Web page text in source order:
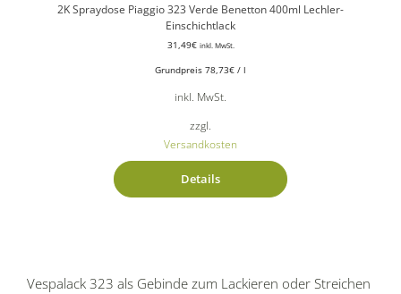
2K Spraydose Piaggio 323 Verde Benetton 400ml Lechler-
Einschichtlack
31,49€ inkl. MwSt.
Grundpreis 78,73€ / l
inkl. MwSt.
zzgl.
Versandkosten
Details
Vespalack 323 als Gebinde zum Lackieren oder Streichen